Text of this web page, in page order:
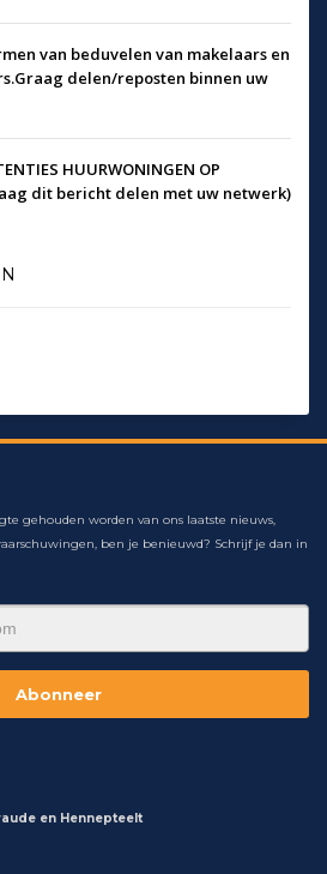
van beduvelen van makelaars en
delen/reposten binnen uw
HUURWONINGEN OP
dit bericht delen met uw netwerk)
gehouden worden van ons laatste nieuws,
ben je benieuwd? Schrijf je dan in
en Hennepteelt